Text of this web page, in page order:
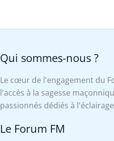
Qui sommes-nous ?
Le cœur de l'engagement du
l'accès à la sagesse
passionnés dédiés à
Le Forum FM